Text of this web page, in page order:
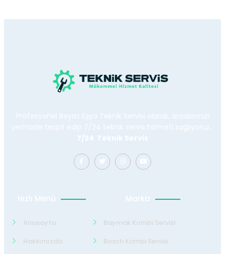
Profesyonel Beyaz Eşya Teknik Servisi olarak, arızalarınızı
yerinizde tespit edip 7/24 teknik servis hizmeti sağlıyoruz.
7/24 Teknik Servis
Hızlı Menü
Anasayfa
Hakkımızda
Marka
Baymak Kombi Servisi
Bosch Kombi Servisi